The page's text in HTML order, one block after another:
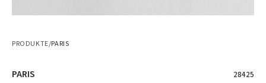
PRODUKTE/PARIS
PARIS 28425